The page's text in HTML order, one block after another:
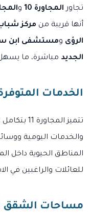
تجاور المجاورة 10 و
أنها قريبة من مركز
الرؤى ومستشفى ابن
الجديد مباشرة، ما يسهل
الخدمات المتوفرة
تتميز
والخدمات اليومية
المناطق الحيوية داخل
للعائلات والراغبين في
مساحات الشقق في